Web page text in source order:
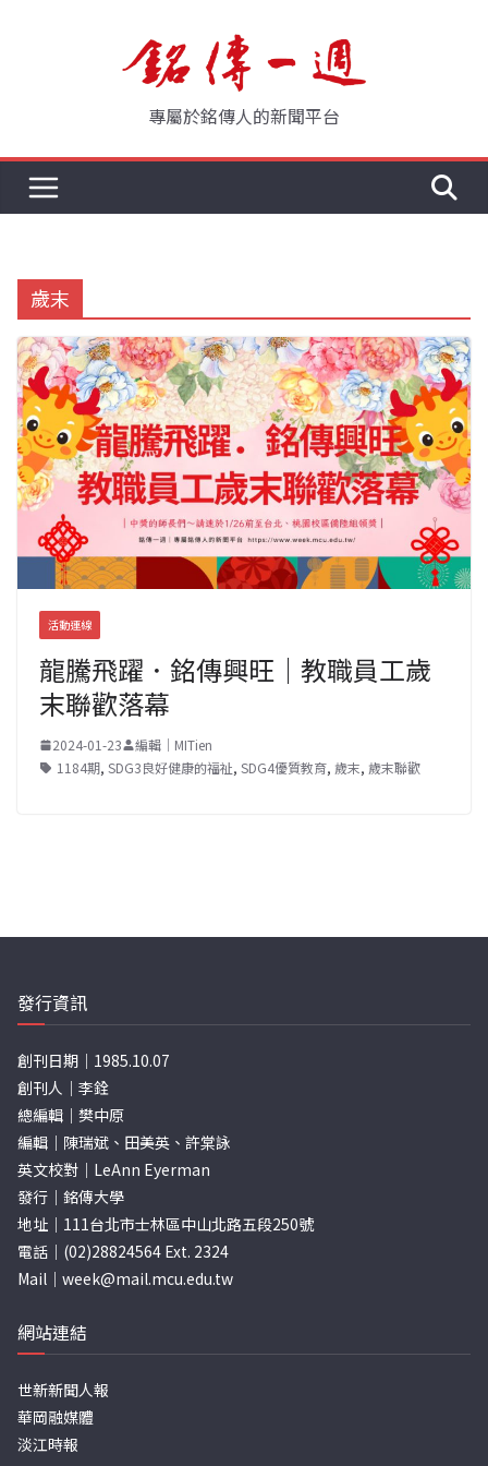
專屬於銘傳人的新聞平台
歲末
活動連線
龍騰飛躍．銘傳興旺｜教職員工歲
末聯歡落幕
2024-01-23
編輯｜MITien
1184期, SDG3良好健康的福祉, SDG4優質教育, 歲末, 歲末聯歡
發行資訊
創刊日期｜1985.10.07
創刊人｜李銓
總編輯｜樊中原
編輯｜陳瑞斌、田美英、許棠詠
英文校對｜LeAnn Eyerman
發行｜銘傳大學
地址｜111台北市士林區中山北路五段250號
電話｜(02)28824564 Ext. 2324
Mail｜ week@mail.mcu.edu.tw
網站連結
世新新聞人報
華岡融媒體
淡江時報